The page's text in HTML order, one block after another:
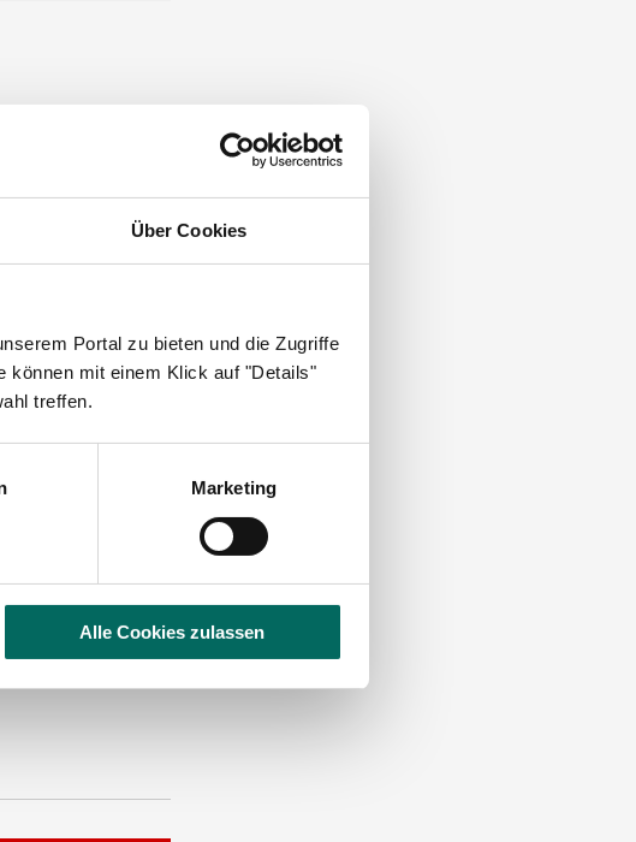
Über Cookies
Portal zu bieten und die Zugriffe
können mit einem Klick auf "Details"
treffen.
Marketing
Alle Cookies zulassen
KUNDEN IST EINE